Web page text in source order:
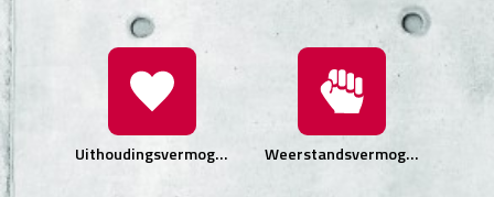
Uithoudingsvermogen Weerstandsvermogen